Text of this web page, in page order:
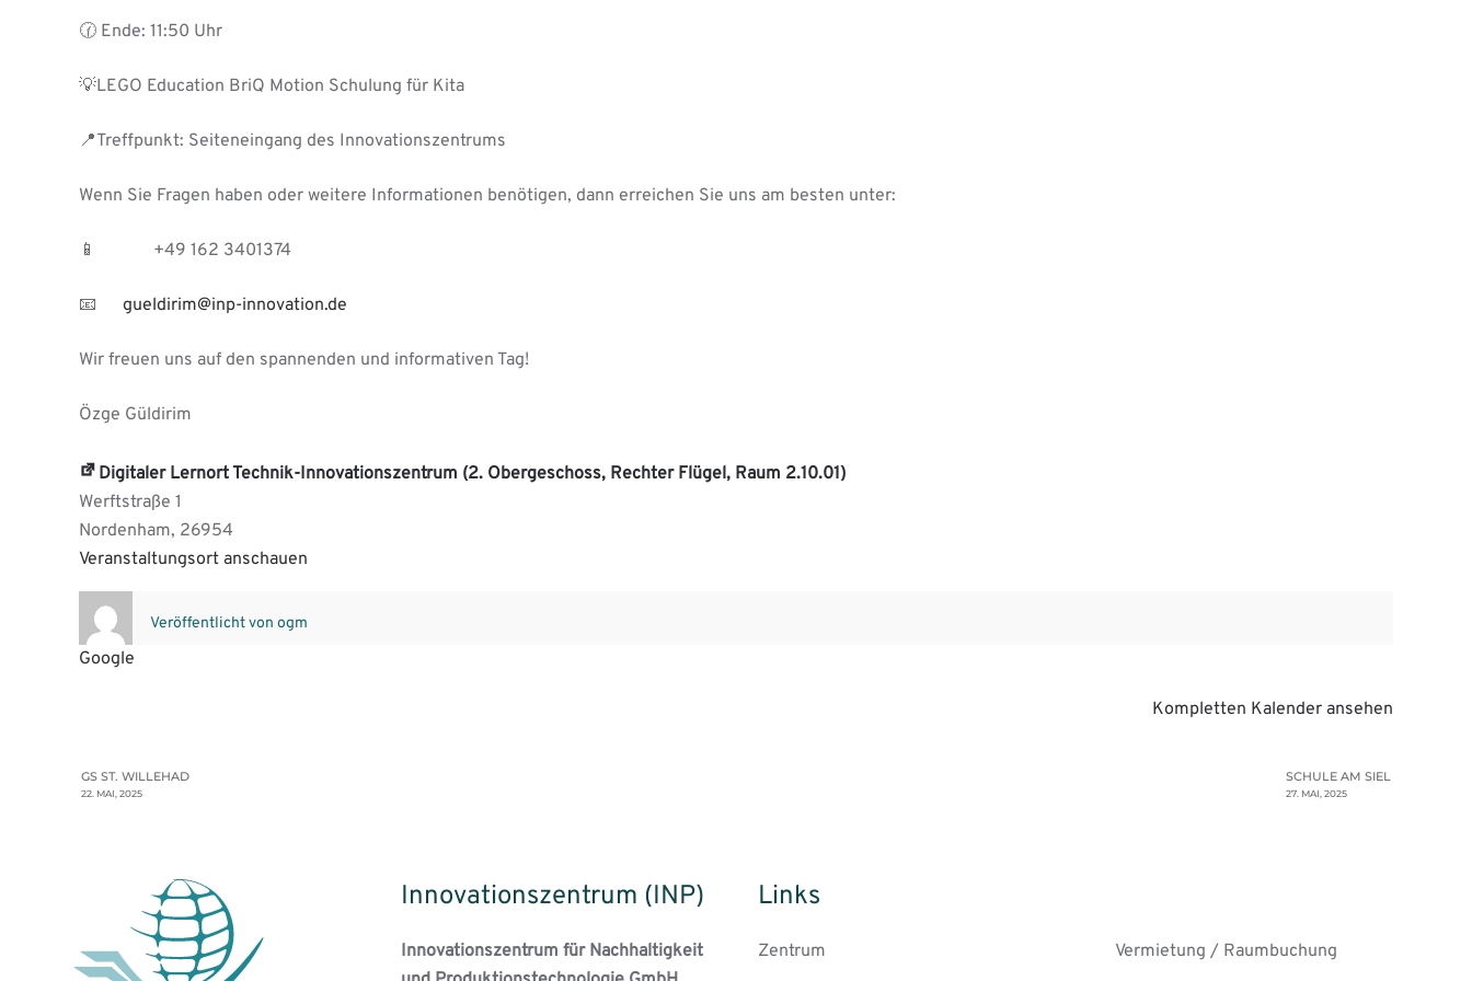
🕜 Ende: 11:50 Uhr
💡LEGO Education BriQ Motion Schulung für Kita
📍Treffpunkt: Seiteneingang des Innovationszentrums
Wenn Sie Fragen haben oder weitere Informationen benötigen, dann erreichen Sie uns am besten unter:
📱 +49 162 3401374
📧 gueldirim@inp-innovation.de
Wir freuen uns auf den spannenden und informativen Tag!
Özge Güldirim
Digitaler Lernort Technik-Innovationszentrum (2. Obergeschoss, Rechter Flügel, Raum 2.10.01)
Werftstraße 1
Nordenham, 26954
Veranstaltungsort anschauen
Veröffentlicht von ogm
Google
Kompletten Kalender ansehen
GS ST. WILLEHAD
22. MAI, 2025
SCHULE AM SIEL
27. MAI, 2025
Innovationszentrum (INP)
Innovationszentrum für Nachhaltigkeit
Links
Zentrum
Vermietung / Raumbuchung